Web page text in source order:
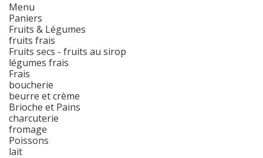
Menu
Paniers
Fruits & Légumes
fruits frais
Fruits secs - fruits au sirop
légumes frais
Frais
boucherie
beurre et crème
Brioche et Pains
charcuterie
fromage
Poissons
lait